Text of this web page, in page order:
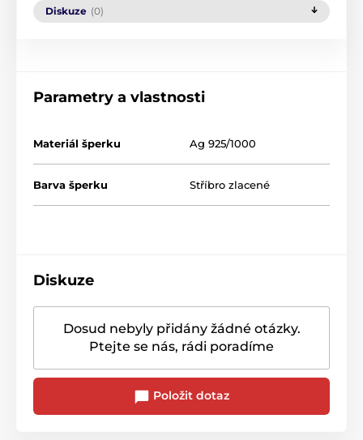
Diskuze (0)
Parametry a vlastnosti
Materiál šperku Ag 925/1000
Barva šperku Stříbro zlacené
Diskuze
Dosud nebyly přidány žádné otázky.
Ptejte se nás, rádi poradíme
Položit dotaz